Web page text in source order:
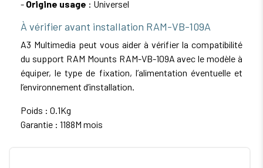
- Origine usage : Universel
À vérifier avant installation RAM-VB-109A
A3 Multimedia peut vous aider à vérifier la compatibilité
du support RAM Mounts RAM-VB-109A avec le modèle à
équiper, le type de fixation, l’alimentation éventuelle et
l’environnement d’installation.
Poids : 0.1Kg
Garantie : 1188M mois